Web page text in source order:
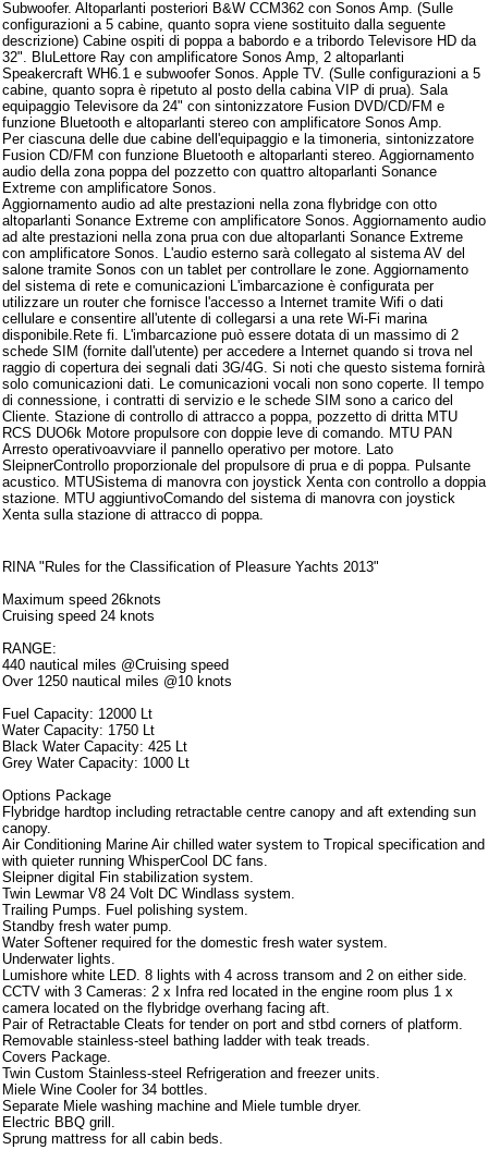
Subwoofer. Altoparlanti posteriori B&W CCM362 con Sonos Amp. (Sulle
configurazioni a 5 cabine, quanto sopra viene sostituito dalla seguente
descrizione) Cabine ospiti di poppa a babordo e a tribordo Televisore HD da
32". BluLettore Ray con amplificatore Sonos Amp, 2 altoparlanti
Speakercraft WH6.1 e subwoofer Sonos. Apple TV. (Sulle configurazioni a 5
cabine, quanto sopra è ripetuto al posto della cabina VIP di prua). Sala
equipaggio Televisore da 24" con sintonizzatore Fusion DVD/CD/FM e
funzione Bluetooth e altoparlanti stereo con amplificatore Sonos Amp.
Per ciascuna delle due cabine dell'equipaggio e la timoneria, sintonizzatore
Fusion CD/FM con funzione Bluetooth e altoparlanti stereo. Aggiornamento
audio della zona poppa del pozzetto con quattro altoparlanti Sonance
Extreme con amplificatore Sonos.
Aggiornamento audio ad alte prestazioni nella zona flybridge con otto
altoparlanti Sonance Extreme con amplificatore Sonos. Aggiornamento audio
ad alte prestazioni nella zona prua con due altoparlanti Sonance Extreme
con amplificatore Sonos. L'audio esterno sarà collegato al sistema AV del
salone tramite Sonos con un tablet per controllare le zone. Aggiornamento
del sistema di rete e comunicazioni L'imbarcazione è configurata per
utilizzare un router che fornisce l'accesso a Internet tramite Wifi o dati
cellulare e consentire all'utente di collegarsi a una rete Wi-Fi marina
disponibile.Rete fi. L'imbarcazione può essere dotata di un massimo di 2
schede SIM (fornite dall'utente) per accedere a Internet quando si trova nel
raggio di copertura dei segnali dati 3G/4G. Si noti che questo sistema fornirà
solo comunicazioni dati. Le comunicazioni vocali non sono coperte. Il tempo
di connessione, i contratti di servizio e le schede SIM sono a carico del
Cliente. Stazione di controllo di attracco a poppa, pozzetto di dritta MTU
RCS DUO6k Motore propulsore con doppie leve di comando. MTU PAN
Arresto operativoavviare il pannello operativo per motore. Lato
SleipnerControllo proporzionale del propulsore di prua e di poppa. Pulsante
acustico. MTUSistema di manovra con joystick Xenta con controllo a doppia
stazione. MTU aggiuntivoComando del sistema di manovra con joystick
Xenta sulla stazione di attracco di poppa.
RINA "Rules for the Classification of Pleasure Yachts 2013"
Maximum speed 26knots
Cruising speed 24 knots
RANGE:
440 nautical miles @Cruising speed
Over 1250 nautical miles @10 knots
Fuel Capacity: 12000 Lt
Water Capacity: 1750 Lt
Black Water Capacity: 425 Lt
Grey Water Capacity: 1000 Lt
Options Package
Flybridge hardtop including retractable centre canopy and aft extending sun
canopy.
Air Conditioning Marine Air chilled water system to Tropical specification and
with quieter running WhisperCool DC fans.
Sleipner digital Fin stabilization system.
Twin Lewmar V8 24 Volt DC Windlass system.
Trailing Pumps. Fuel polishing system.
Standby fresh water pump.
Water Softener required for the domestic fresh water system.
Underwater lights.
Lumishore white LED. 8 lights with 4 across transom and 2 on either side.
CCTV with 3 Cameras: 2 x Infra red located in the engine room plus 1 x
camera located on the flybridge overhang facing aft.
Pair of Retractable Cleats for tender on port and stbd corners of platform.
Removable stainless-steel bathing ladder with teak treads.
Covers Package.
Twin Custom Stainless-steel Refrigeration and freezer units.
Miele Wine Cooler for 34 bottles.
Separate Miele washing machine and Miele tumble dryer.
Electric BBQ grill.
Sprung mattress for all cabin beds.